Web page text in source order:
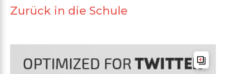
Zurück in die Schule